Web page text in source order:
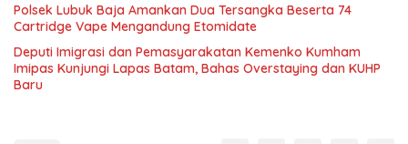
Polsek Lubuk Baja Amankan Dua Tersangka Beserta 74
Cartridge Vape Mengandung Etomidate
Deputi Imigrasi dan Pemasyarakatan Kemenko Kumham
Imipas Kunjungi Lapas Batam, Bahas Overstaying dan KUHP
Baru